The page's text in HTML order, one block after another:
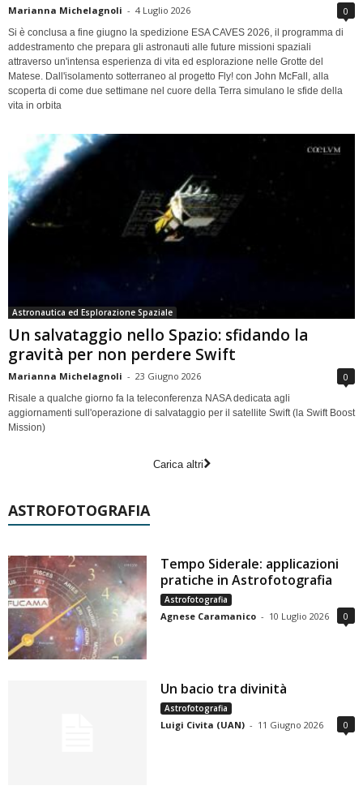
Marianna Michelagnoli - 4 Luglio 2026 0
Si è conclusa a fine giugno la spedizione ESA CAVES 2026, il programma di
addestramento che prepara gli astronauti alle future missioni spaziali
attraverso un'intensa esperienza di vita ed esplorazione nelle Grotte del
Matese. Dall'isolamento sotterraneo al progetto Fly! con John McFall, alla
scoperta di come due settimane nel cuore della Terra simulano le sfide della
vita in orbita
Astronautica ed Esplorazione Spaziale
Un salvataggio nello Spazio: sfidando la
gravità per non perdere Swift
Marianna Michelagnoli - 23 Giugno 2026 0
Risale a qualche giorno fa la teleconferenza NASA dedicata agli
aggiornamenti sull'operazione di salvataggio per il satellite Swift (la Swift Boost
Mission)
Carica altri
ASTROFOTOGRAFIA
Tempo Siderale: applicazioni
pratiche in Astrofotografia
Astrofotografia
Agnese Caramanico - 10 Luglio 2026 0
Un bacio tra divinità
Astrofotografia
Luigi Civita (UAN) - 11 Giugno 2026 0